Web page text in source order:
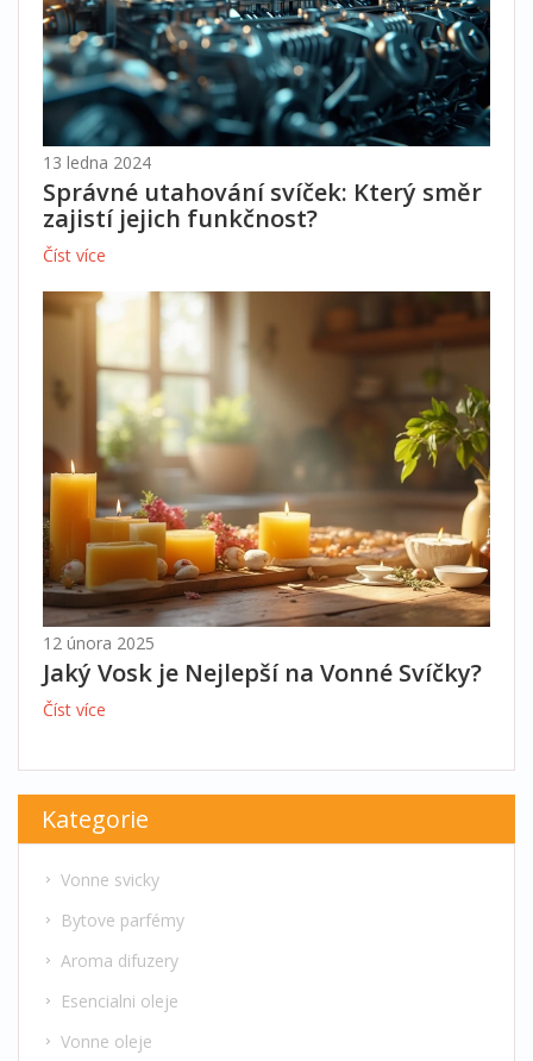
13 ledna 2024
Správné utahování svíček: Který směr
zajistí jejich funkčnost?
Číst více
12 února 2025
Jaký Vosk je Nejlepší na Vonné Svíčky?
Číst více
Kategorie
Vonne svicky
Bytove parfémy
Aroma difuzery
Esencialni oleje
Vonne oleje